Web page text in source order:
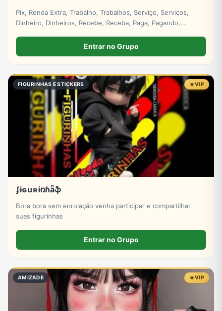
Pix, Renda Extra, Trabalho, Trabalhos, Serviço, Serviços,
Dinheiro, Dinheiros, Recebe, Receba, Paga, Pagando,
#grupos #grupo #whatsappEntrar no Grupo
FIGURINHAS E STICKERS VIP
ʄɨɢʊʀɨռɦǟֆ
Bora bora sem enrolação venha participar e compartilhar
suas figurinhas
Entrar no Grupo
AMIZADE VIP